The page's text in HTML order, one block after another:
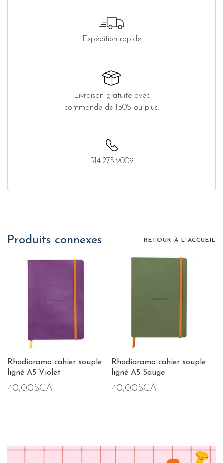
Expédition rapide
Livraison gratuite avec
commande de 150$ ou plus.
514.278.9009
Produits connexes RETOUR À L'ACCUEIL
Rhodiarama cahier souple
ligné A5 Violet
40,00$CA
Rhodiarama cahier souple
ligné A5 Sauge
40,00$CA